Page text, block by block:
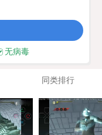
无病毒
同类排行